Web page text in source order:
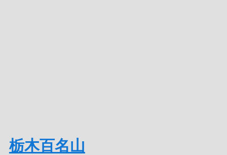
栃木百名山